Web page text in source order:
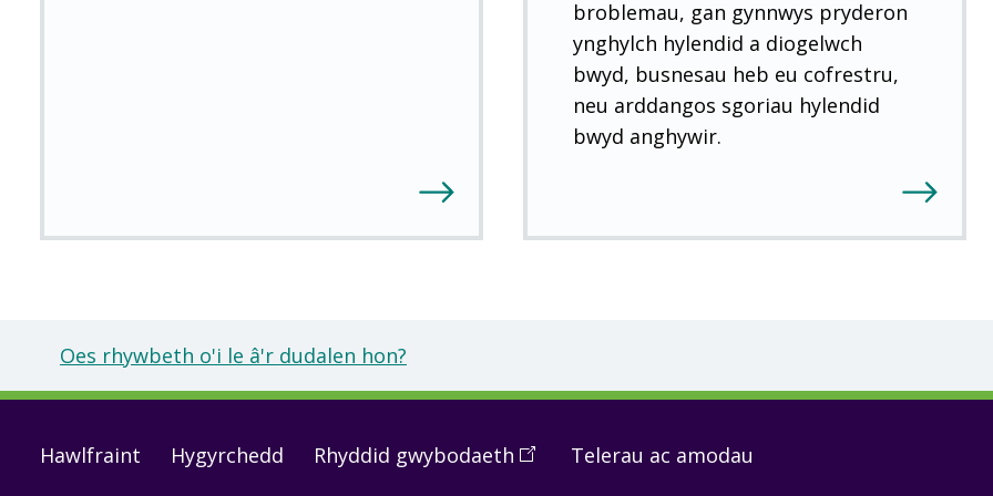
broblemau, gan gynnwys pryderon
ynghylch hylendid a diogelwch
bwyd, busnesau heb eu cofrestru,
neu arddangos sgoriau hylendid
bwyd anghywir.
Oes rhywbeth o'i le â'r dudalen hon?
Footer
Hawlfraint Hygyrchedd Rhyddid gwybodaeth (OpenTelerau ac amodau